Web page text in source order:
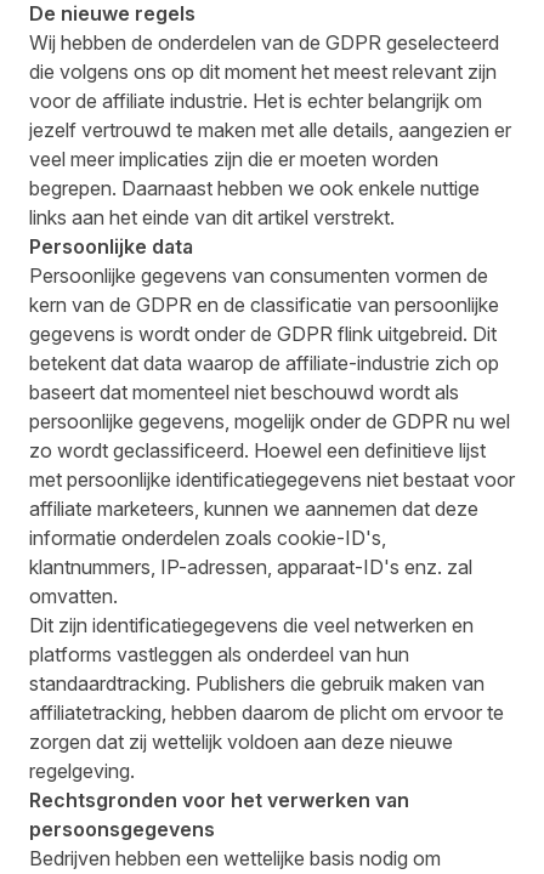
De nieuwe regels
Wij hebben de onderdelen van de GDPR geselecteerd
die volgens ons op dit moment het meest relevant zijn
voor de affiliate industrie. Het is echter belangrijk om
jezelf vertrouwd te maken met alle details, aangezien er
veel meer implicaties zijn die er moeten worden
begrepen. Daarnaast hebben we ook enkele nuttige
links aan het einde van dit artikel verstrekt.
Persoonlijke data
Persoonlijke gegevens van consumenten vormen de
kern van de GDPR en de classificatie van persoonlijke
gegevens is wordt onder de GDPR flink uitgebreid. Dit
betekent dat data waarop de affiliate-industrie zich op
baseert dat momenteel niet beschouwd wordt als
persoonlijke gegevens, mogelijk onder de GDPR nu wel
zo wordt geclassificeerd. Hoewel een definitieve lijst
met persoonlijke identificatiegegevens niet bestaat voor
affiliate marketeers, kunnen we aannemen dat deze
informatie onderdelen zoals cookie-ID's,
klantnummers, IP-adressen, apparaat-ID's enz. zal
omvatten.
Dit zijn identificatiegegevens die veel netwerken en
platforms vastleggen als onderdeel van hun
standaardtracking. Publishers die gebruik maken van
affiliatetracking, hebben daarom de plicht om ervoor te
zorgen dat zij wettelijk voldoen aan deze nieuwe
regelgeving.
Rechtsgronden voor het verwerken van
persoonsgegevens
Bedrijven hebben een wettelijke basis nodig om